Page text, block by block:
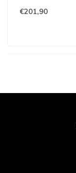
€201,90